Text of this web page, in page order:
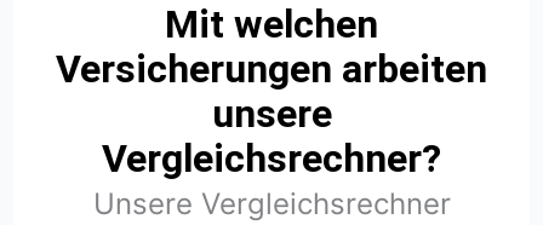
Mit welchen
Versicherungen arbeiten
unsere
Vergleichsrechner?
Unsere Vergleichsrechner